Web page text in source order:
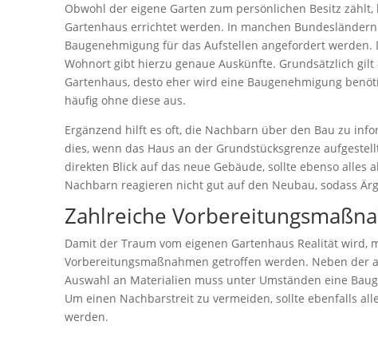
Obwohl der eigene Garten zum persönlichen Besitz
Gartenhaus errichtet werden. In manchen
Baugenehmigung für das Aufstellen angefordert werden.
Wohnort gibt hierzu genaue Auskünfte. Grundsätzlich gilt
Gartenhaus, desto eher wird eine Baugenehmigung
häufig ohne diese aus.
Ergänzend hilft es oft, die Nachbarn über den Bau zu
dies, wenn das Haus an der Grundstücksgrenze
direkten Blick auf das neue Gebäude, sollte ebenso alles
Nachbarn reagieren nicht gut auf den Neubau, sodass
Zahlreiche
Damit der Traum vom eigenen Gartenhaus Realität wird,
Vorbereitungsmaßnahmen getroffen werden. Neben der
Auswahl an Materialien muss unter Umständen eine
Um einen Nachbarstreit zu vermeiden, sollte ebenfalls
werden.